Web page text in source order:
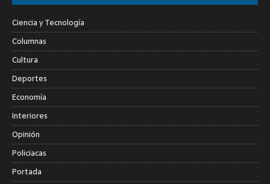
Ciencia y Tecnología
Columnas
Cultura
Deportes
Economía
Interiores
Opinión
Policiacas
Portada